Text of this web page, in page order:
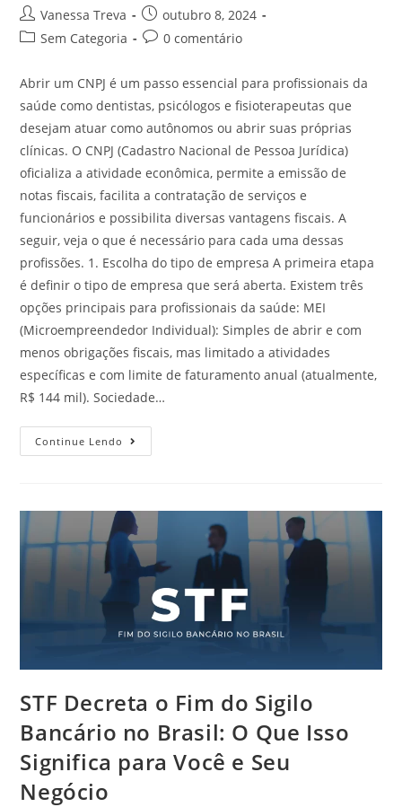
Vanessa Treva
outubro 8, 2024
Sem Categoria
0 comentário
Abrir um CNPJ é um passo essencial para profissionais da
saúde como dentistas, psicólogos e fisioterapeutas que
desejam atuar como autônomos ou abrir suas próprias
clínicas. O CNPJ (Cadastro Nacional de Pessoa Jurídica)
oficializa a atividade econômica, permite a emissão de
notas fiscais, facilita a contratação de serviços e
funcionários e possibilita diversas vantagens fiscais. A
seguir, veja o que é necessário para cada uma dessas
profissões. 1. Escolha do tipo de empresa A primeira etapa
é definir o tipo de empresa que será aberta. Existem três
opções principais para profissionais da saúde: MEI
(Microempreendedor Individual): Simples de abrir e com
menos obrigações fiscais, mas limitado a atividades
específicas e com limite de faturamento anual (atualmente,
R$ 144 mil). Sociedade…
Continue Lendo
STF Decreta o Fim do Sigilo
Bancário no Brasil: O Que Isso
Significa para Você e Seu
Negócio